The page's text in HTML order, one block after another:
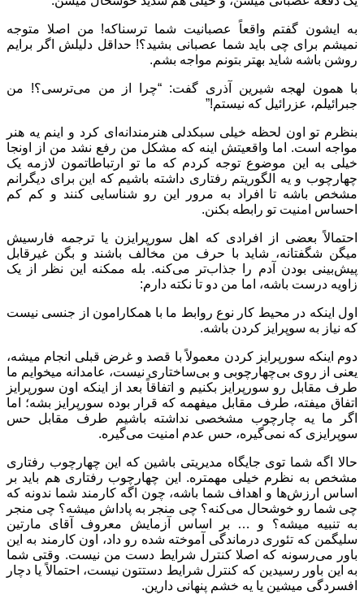
به ایشون گفتم واقعاً عصبانیت شما ترسناکه! من اصلا متوجه
نمیشم برای چی باید شما عصبانی بشید؟! حداقل دلیلش اگر برایم
روشن باشه شاید بهتر بتونم مواجه بشم.
با همون لهجه شیرین آذری گفت: “چرا از من می‌ترسی؟! من
جبرائیلم، عزرائیل که نیستم!”
بنظرم تو اون لحظه خیلی سبکدلی هنرمندانه‌ای کرد و اینم یه هنر
مواجه است. اما واقعیتش اینه که مشکل من رفع نشد من از اونجا
خیلی به این موضوع توجه کردم که ما تو ارتباطاتمون لازمه یک
چهارچوب و یه الگوریتم رفتاری داشته باشیم که این برای دیگرانم
مشخص باشه تا افراد به مرور این رو شناسایی کنند و کم کم
احساس امنیت تو رابطه بکنن.
احتمالاً بعضی از افرادی که اهل سورپرایزن یا ترجمه فارسیش
میگن شگفتانه، شاید با حرف من مخالف باشند و بگن غیرقابل
پیش‌بینی بودن آدم را جذاب‌تر می‌کنه. بله ممکنه این نظر از یک
زاویه درست باشه، اما من دو تا نکته دارم:
اول اینکه در محیط کار نوع روابط ما با همکارامون از جنسی نیست
که نیاز به سوپرایز کردن باشه.
دوم اینکه سورپرایز کردن معمولاً با قصد و غرض قبلی انجام میشه،
یعنی از روی بی‌چهارچوبی و بی‌ساختاری نیست، عامدانه میخوایم ما
طرف مقابل رو سورپرایز بکنیم و اتفاقاً بعد از اینکه اون سورپرایز
اتفاق میفته، طرف مقابل میفهمه که قرار بوده سورپرایز بشه؛ اما
اگر ما یه چارچوب مشخصی نداشته باشیم طرف مقابل حس
سوپرایزی که نمی‌گیره، حس عدم امنیت می‌گیره.
حالا اگه شما توی جایگاه مدیریتی باشین که این چهارچوب رفتاری
مشخص به نظرم خیلی مهمتره. این چهارچوب رفتاری هم باید بر
اساس ارزش‌ها و اهداف شما باشه، چون اگه کارمند شما ندونه که
چی شما رو خوشحال می‌کنه؟ چی منجر به پاداش میشه؟ چی منجر
به تنبیه میشه؟ و … بر اساس آزمایش معروف آقای مارتین
سلیگمن که تئوری درماندگی آموخته شده رو داد، اون کارمند به این
باور می‌رسونه که اصلا کنترل شرایط دست من نیست. وقتی شما
به این باور رسیدین که کنترل شرایط دستتون نیست، احتمالاً یا دچار
افسردگی میشین یا یه خشم پنهانی دارین.